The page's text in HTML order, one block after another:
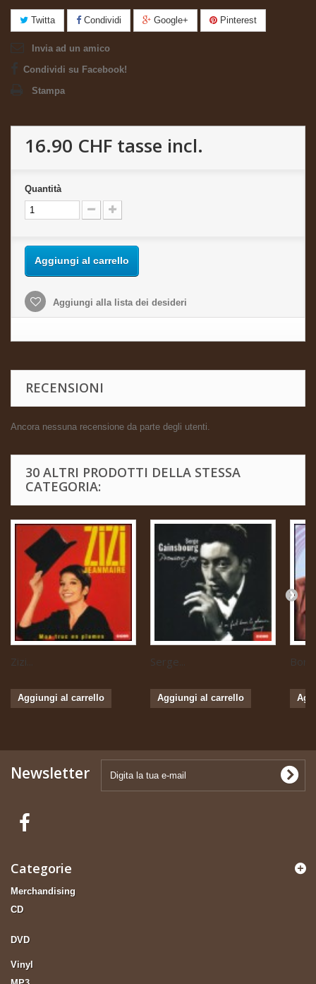
Twitta Condividi Google+ Pinterest
Invia ad un amico
Condividi su Facebook!
Stampa
16.90 CHF tasse incl.
Quantità
Aggiungi al carrello
Aggiungi alla lista dei desideri
RECENSIONI
Ancora nessuna recensione da parte degli utenti.
30 ALTRI PRODOTTI DELLA STESSA
CATEGORIA:
Zizi...
Aggiungi al carrello
Serge...
Aggiungi al carrello
Newsletter
Categorie
Merchandising
CD
DVD
Vinyl